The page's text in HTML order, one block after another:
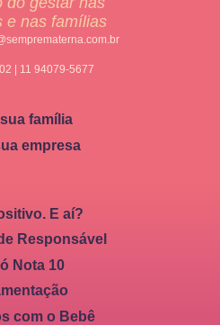
e nas famílias
| 11 94079-5677
família
empresa
E aí?
Responsável
Nota 10
com o Bebê